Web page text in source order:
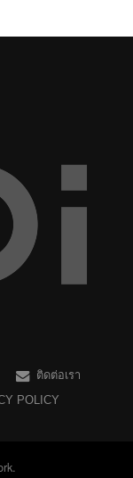
ติดต่อเรา
POLICY